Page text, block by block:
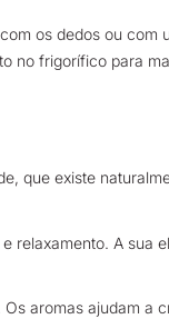
os dedos ou
no frigorífico para
que existe
relaxamento. A
aromas ajudam